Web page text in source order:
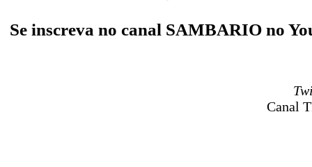
Se inscreva no canal SAMBARIO no
Canal